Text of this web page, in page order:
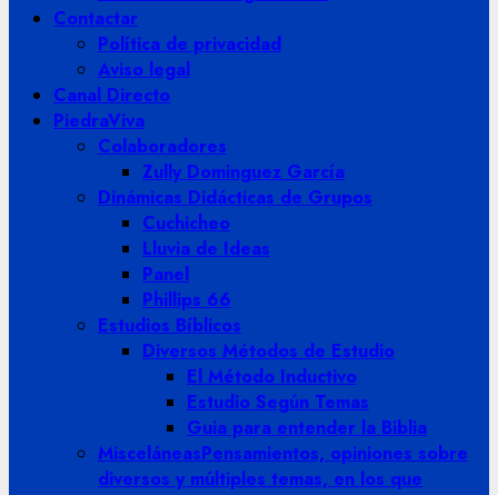
Contactar
Política de privacidad
Aviso legal
Canal Directo
PiedraViva
Colaboradores
Zully Dominguez García
Dinámicas Didácticas de Grupos
Cuchicheo
Lluvia de Ideas
Panel
Phillips 66
Estudios Bíblicos
Diversos Métodos de Estudio
El Método Inductivo
Estudio Según Temas
Guia para entender la Biblia
MisceláneasPensamientos, opiniones sobre
diversos y múltiples temas, en los que